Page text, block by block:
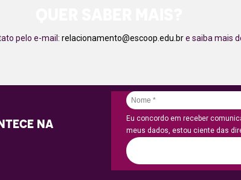
pelo e-mail: relacionamento@escoop.edu.bre saiba mais
NA
Eu concordo em receber
meus dados, estou ciente das